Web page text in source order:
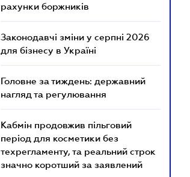
рахунки боржників
Законодавчі зміни у серпні 2026
для бізнесу в Україні
Головне за тиждень: державний
нагляд та регулювання
Кабмін продовжив пільговий
період для косметики без
техрегламенту, та реальний строк
значно коротший за заявлений